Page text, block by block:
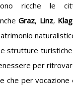
ricche le
Graz, Linz,
strutture
per
che per